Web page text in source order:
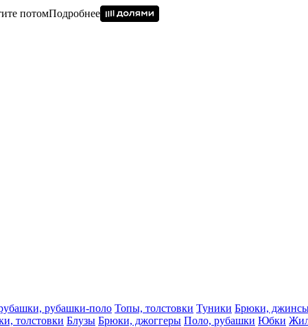
потомПодробнее
рубашки-поло Топы, толстовки Туники Брюки,
толстовки Блузы Брюки, джоггеры Поло, рубашки Юбки